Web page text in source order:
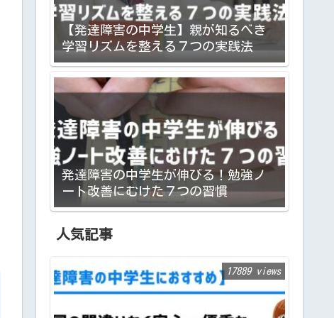
【発達障害の中学生】親が知るべき
学習リズムを整える７つの実践法
発達障害の中学生が伸びる！勉強ノ
ート改善にむけた７つの習慣
人気記事
17889 views